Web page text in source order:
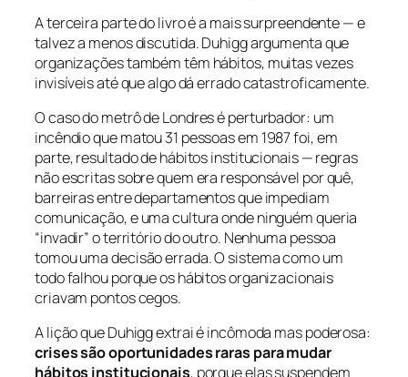
A terceira parte do livro é a mais surpreendente — e
talvez a menos discutida. Duhigg argumenta que
organizações também têm hábitos, muitas vezes
invisíveis até que algo dá errado catastroficamente.
O caso do metrô de Londres é perturbador: um
incêndio que matou 31 pessoas em 1987 foi, em
parte, resultado de hábitos institucionais — regras
não escritas sobre quem era responsável por quê,
barreiras entre departamentos que impediam
comunicação, e uma cultura onde ninguém queria
“invadir” o território do outro. Nenhuma pessoa
tomou uma decisão errada. O sistema como um
todo falhou porque os hábitos organizacionais
criavam pontos cegos.
A lição que Duhigg extrai é incômoda mas poderosa:
crises são oportunidades raras para mudar
hábitos institucionais, porque elas suspendem